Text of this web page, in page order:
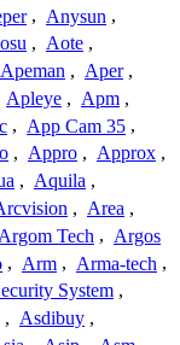
, Anysun ,
, Aote ,
Apeman , Aper ,
Apleye , Apm ,
, App Cam 35 ,
, Appro , Approx ,
, Aquila ,
, Area ,
Argom Tech , Argos
, Arm , Arma-tech ,
System ,
, Asdibuy ,